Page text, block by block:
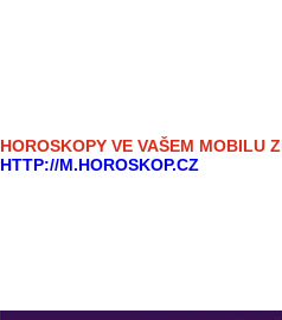
HOROSKOPY VE VAŠEM MOBILU
HTTP://M.HOROSKOP.CZ